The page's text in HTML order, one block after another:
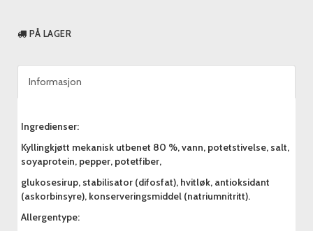
PÅ LAGER
Informasjon
Ingredienser:
Kyllingkjøtt mekanisk utbenet 80 %, vann, potetstivelse, salt,
soyaprotein, pepper, potetfiber,
glukosesirup, stabilisator (difosfat), hvitløk, antioksidant
(askorbinsyre), konserveringsmiddel (natriumnitritt).
Allergentype: